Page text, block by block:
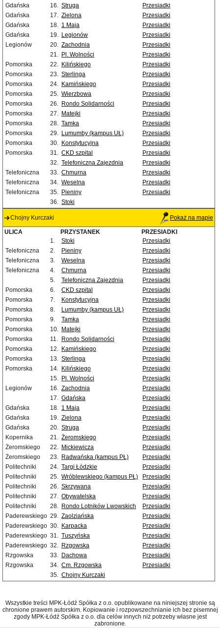
Gdańska
16. Struga
Przesiadki
Gdańska
17. Zielona
Przesiadki
Gdańska
18. 1 Maja
Przesiadki
Gdańska
19. Legionów
Przesiadki
Legionów
20. Zachodnia
Przesiadki
21. Pl. Wolności
Przesiadki
Pomorska
22. Kilińskiego
Przesiadki
Pomorska
23. Sterlinga
Przesiadki
Pomorska
24. Kamińskiego
Przesiadki
Pomorska
25. Wierzbowa
Przesiadki
Pomorska
26. Rondo Solidarności
Przesiadki
Pomorska
27. Matejki
Przesiadki
Pomorska
28. Tamka
Przesiadki
Pomorska
29. Lumumby (kampus UŁ)
Przesiadki
Pomorska
30. Konstytucyjna
Przesiadki
Pomorska
31. CKD szpital
Przesiadki
32. Telefoniczna Zajezdnia
Przesiadki
Telefoniczna
33. Chmurna
Przesiadki
Telefoniczna
34. Weselna
Przesiadki
Telefoniczna
35. Pieniny
Przesiadki
36. Stoki
Chojny Kurczaki Pokaż na mapie
ULICA PRZYSTANEK
PRZESIADKI
1.
Stoki
Przesiadki
Telefoniczna
2. Pieniny
Przesiadki
Telefoniczna
3. Weselna
Przesiadki
Telefoniczna
4. Chmurna
Przesiadki
5.
Telefoniczna Zajezdnia
Przesiadki
Pomorska
6. CKD szpital
Przesiadki
Pomorska
7. Konstytucyjna
Przesiadki
Pomorska
8. Lumumby (kampus UŁ)
Przesiadki
Pomorska
9. Tamka
Przesiadki
Pomorska
10. Matejki
Przesiadki
Pomorska
11. Rondo Solidarności
Przesiadki
Pomorska
12. Kamińskiego
Przesiadki
Pomorska
13. Sterlinga
Przesiadki
Pomorska
14. Kilińskiego
Przesiadki
15. Pl. Wolności
Przesiadki
Legionów
16. Zachodnia
Przesiadki
17. Gdańska
Przesiadki
Gdańska
18. 1 Maja
Przesiadki
Gdańska
19. Zielona
Przesiadki
Gdańska
20. Struga
Przesiadki
Kopernika
21. Żeromskiego
Przesiadki
Żeromskiego
22. Mickiewicza
Przesiadki
Żeromskiego
23. Radwańska (kampus PŁ)
Przesiadki
Politechniki
24. Targi Łódzkie
Przesiadki
Politechniki
25. Wróblewskiego (kampus PŁ)
Przesiadki
Politechniki
26. Skrzywana
Przesiadki
Politechniki
27. Obywatelska
Przesiadki
Politechniki
28. Rondo Lotników Lwowskich
Przesiadki
Paderewskiego 29. Zaolziańska
Przesiadki
Paderewskiego 30. Karpacka
Przesiadki
Paderewskiego 31. Tuszyńska
Przesiadki
Paderewskiego 32. Rzgowska
Przesiadki
Rzgowska
33. Dachowa
Przesiadki
Rzgowska
34. Cm. Rzgowska
Przesiadki
35. Chojny Kurczaki
Wszystkie treści MPK-Łódź Spółka z o.o. opublikowane na niniejszej stronie są
chronione prawem autorskim. Kopiowanie i rozpowszechnianie ich bez pisemnej
zgody MPK-Łódź Spółka z o.o. dla celów innych niż potrzeby własne jest
zabronione.